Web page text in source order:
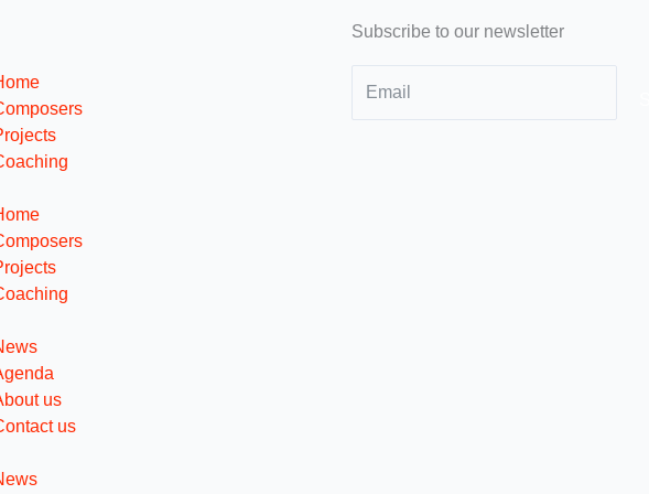
us
us
Subscribe to our newsletter